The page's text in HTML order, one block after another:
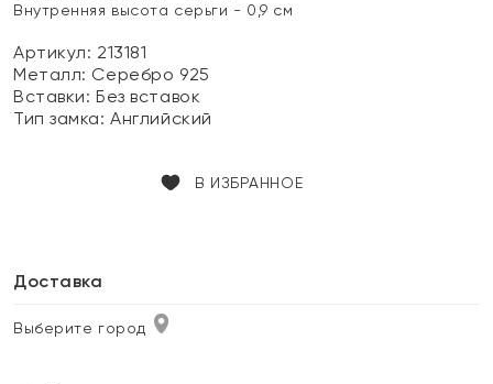
Внутренняя высота серьги - 0,9 см
Артикул: 213181
Металл: Серебро 925
Вставки:Без вставок
Тип замка:Английский
В ИЗБРАННОЕ
Доставка
Выберите город